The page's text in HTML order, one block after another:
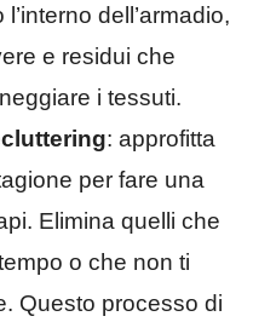
dell’armadio,
e residui che
i tessuti.
: approfitta
per fare una
Elimina quelli che
o che non ti
Questo processo di